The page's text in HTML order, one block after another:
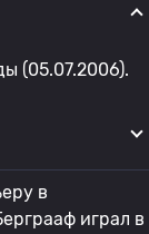
(05.07.2006).
в
играл в